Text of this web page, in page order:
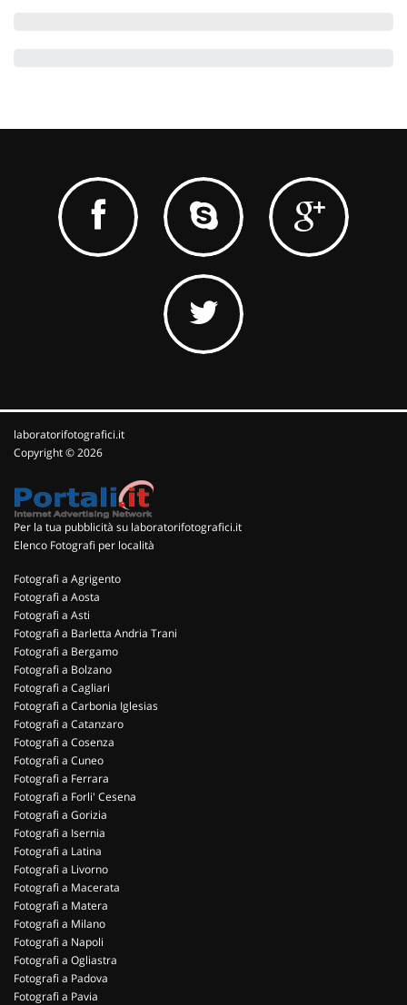
laboratorifotografici.it
Copyright © 2026
Per la tua pubblicità su laboratorifotografici.it
Elenco Fotografi per località
Fotografi a Agrigento
Fotografi a Aosta
Fotografi a Asti
Fotografi a Barletta Andria Trani
Fotografi a Bergamo
Fotografi a Bolzano
Fotografi a Cagliari
Fotografi a Carbonia Iglesias
Fotografi a Catanzaro
Fotografi a Cosenza
Fotografi a Cuneo
Fotografi a Ferrara
Fotografi a Forli' Cesena
Fotografi a Gorizia
Fotografi a Isernia
Fotografi a Latina
Fotografi a Livorno
Fotografi a Macerata
Fotografi a Matera
Fotografi a Milano
Fotografi a Napoli
Fotografi a Ogliastra
Fotografi a Padova
Fotografi a Pavia